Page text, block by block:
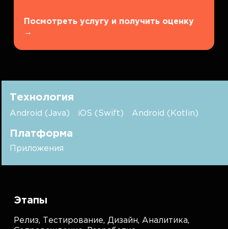
Посмотреть услугу и получить оценку
→
Технология
Android (Java) iOS (Swift) Android (Kotlin)
Платформа
Приложения
Этапы
Релиз, Тестирование,Дизайн,Аналитика,